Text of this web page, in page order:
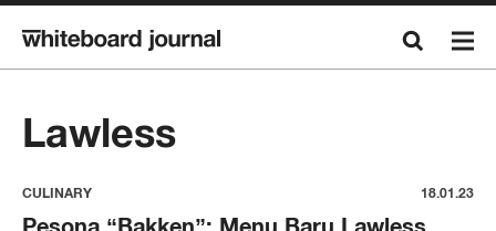
Lawless
CULINARY 18.01.23